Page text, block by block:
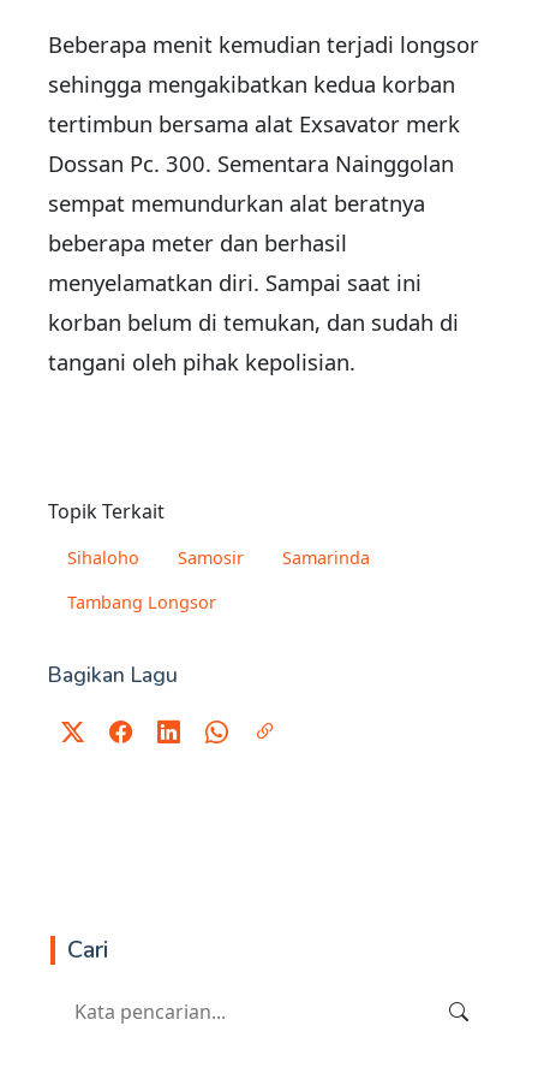
Beberapa menit kemudian terjadi longsor
sehingga mengakibatkan kedua korban
tertimbun bersama alat Exsavator merk
Dossan Pc. 300. Sementara Nainggolan
sempat memundurkan alat beratnya
beberapa meter dan berhasil
menyelamatkan diri. Sampai saat ini
korban belum di temukan, dan sudah di
tangani oleh pihak kepolisian.
Topik Terkait
Sihaloho Samosir
Samarinda
Tambang Longsor
Bagikan Lagu
Cari